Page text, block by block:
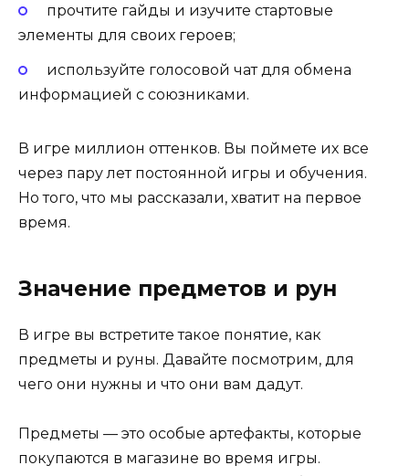
прочтите гайды и изучите стартовые
элементы для своих героев;
используйте голосовой чат для обмена
информацией с союзниками.
В игре миллион оттенков. Вы поймете их все
через пару лет постоянной игры и обучения.
Но того, что мы рассказали, хватит на первое
время.
Значение предметов и рун
В игре вы встретите такое понятие, как
предметы и руны. Давайте посмотрим, для
чего они нужны и что они вам дадут.
Предметы — это особые артефакты, которые
покупаются в магазине во время игры.